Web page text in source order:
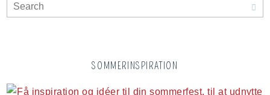
SOMMERINSPIRATION